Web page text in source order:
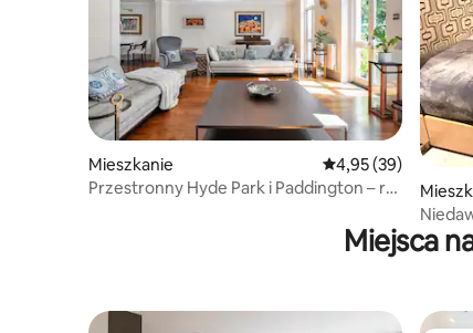
Mieszkanie Średnia ocena:
4,95 (39)
Przestronny Hyde Park i Paddington – raj
Miejsca